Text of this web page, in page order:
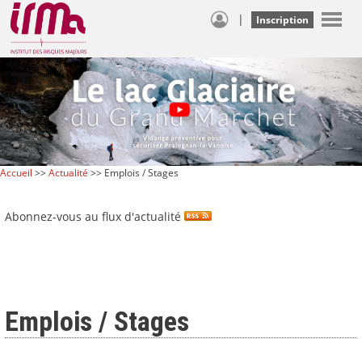
| Inscription
Accueil >>Actualité >> Emplois / Stages
Abonnez-vous au flux d'actualité
Emplois / Stages